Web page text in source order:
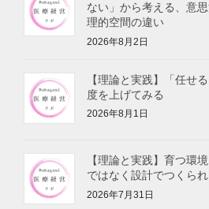
ない」から考える、意
理的空間の違い
2026年8月2日
【理論と実践】「任せ
度を上げてみる
2026年8月1日
【理論と実践】育つ環
ではなく設計でつくられ
2026年7月31日